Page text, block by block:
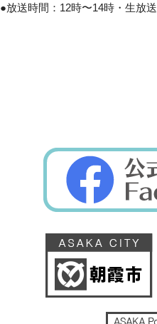
●放送時間：12時〜14時・生放送